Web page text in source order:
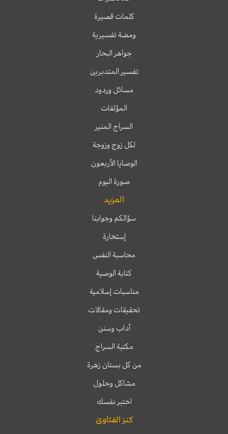
كلمات قصيرة
ومضة تفسيرية
جواهر البحار
تفسير المتدبرين
مسائل وردود
المؤلفات
السراج المنير
لكل زوج وزوجة
الوصايا الأربعون
صورة اليوم
المزيد
سؤالكم وجوابنا
إستخارة
محاسبة النفس
كتابة الوصية
مناسبات إسلامية
تحقيقات ومقالات
آداب وسنن
مكتبة السراج
من كل بستان زهرة
مشاكل وحلول
اختبر نفسك
كنز الفتاوىٰ